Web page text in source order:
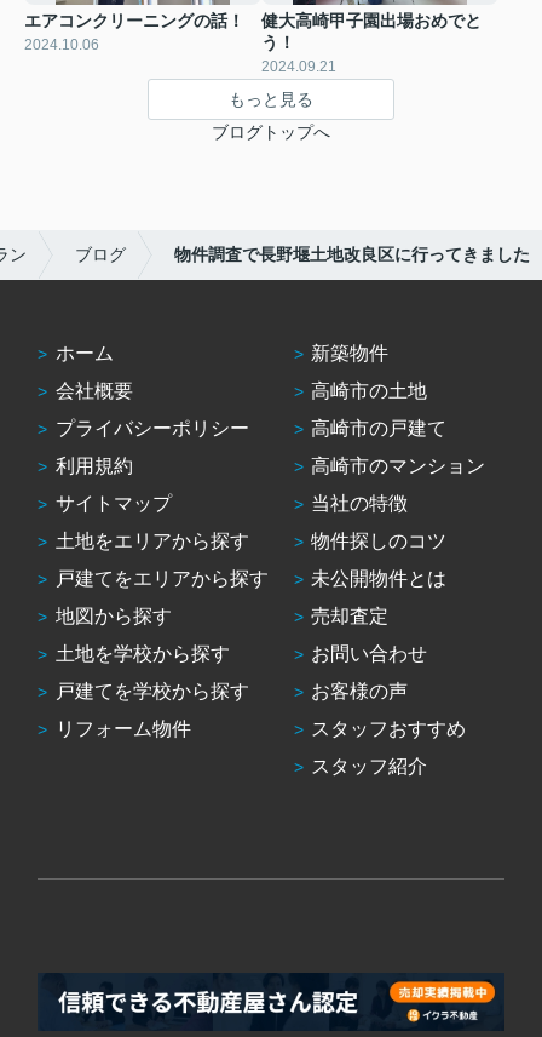
エアコンクリーニングの話！
2024.10.06
健大高崎甲子園出場おめでと
う！
2024.09.21
もっと見る
ブログトップへ
ン ブログ 物件調査で長野堰土地改良区に行ってきました
ホーム
会社概要
プライバシーポリシー
利用規約
サイトマップ
土地をエリアから探す
戸建てをエリアから探す
地図から探す
土地を学校から探す
戸建てを学校から探す
リフォーム物件
新築物件
高崎市の土地
高崎市の戸建て
高崎市のマンション
当社の特徴
物件探しのコツ
未公開物件とは
売却査定
お問い合わせ
お客様の声
スタッフおすすめ
スタッフ紹介